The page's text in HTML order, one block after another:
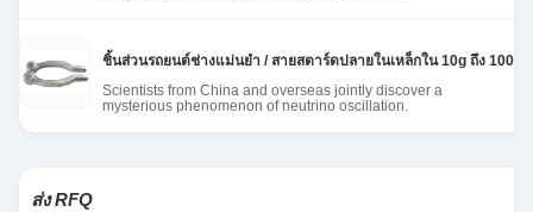
ชิ้นส่วนรถยนต์ช่างแม่นยํา / สายสตาร์ดปลายในเหล็กใน 10g ถึง
Scientists from China and overseas jointly discover a
mysterious phenomenon of neutrino oscillation.
ส่ง RFQ